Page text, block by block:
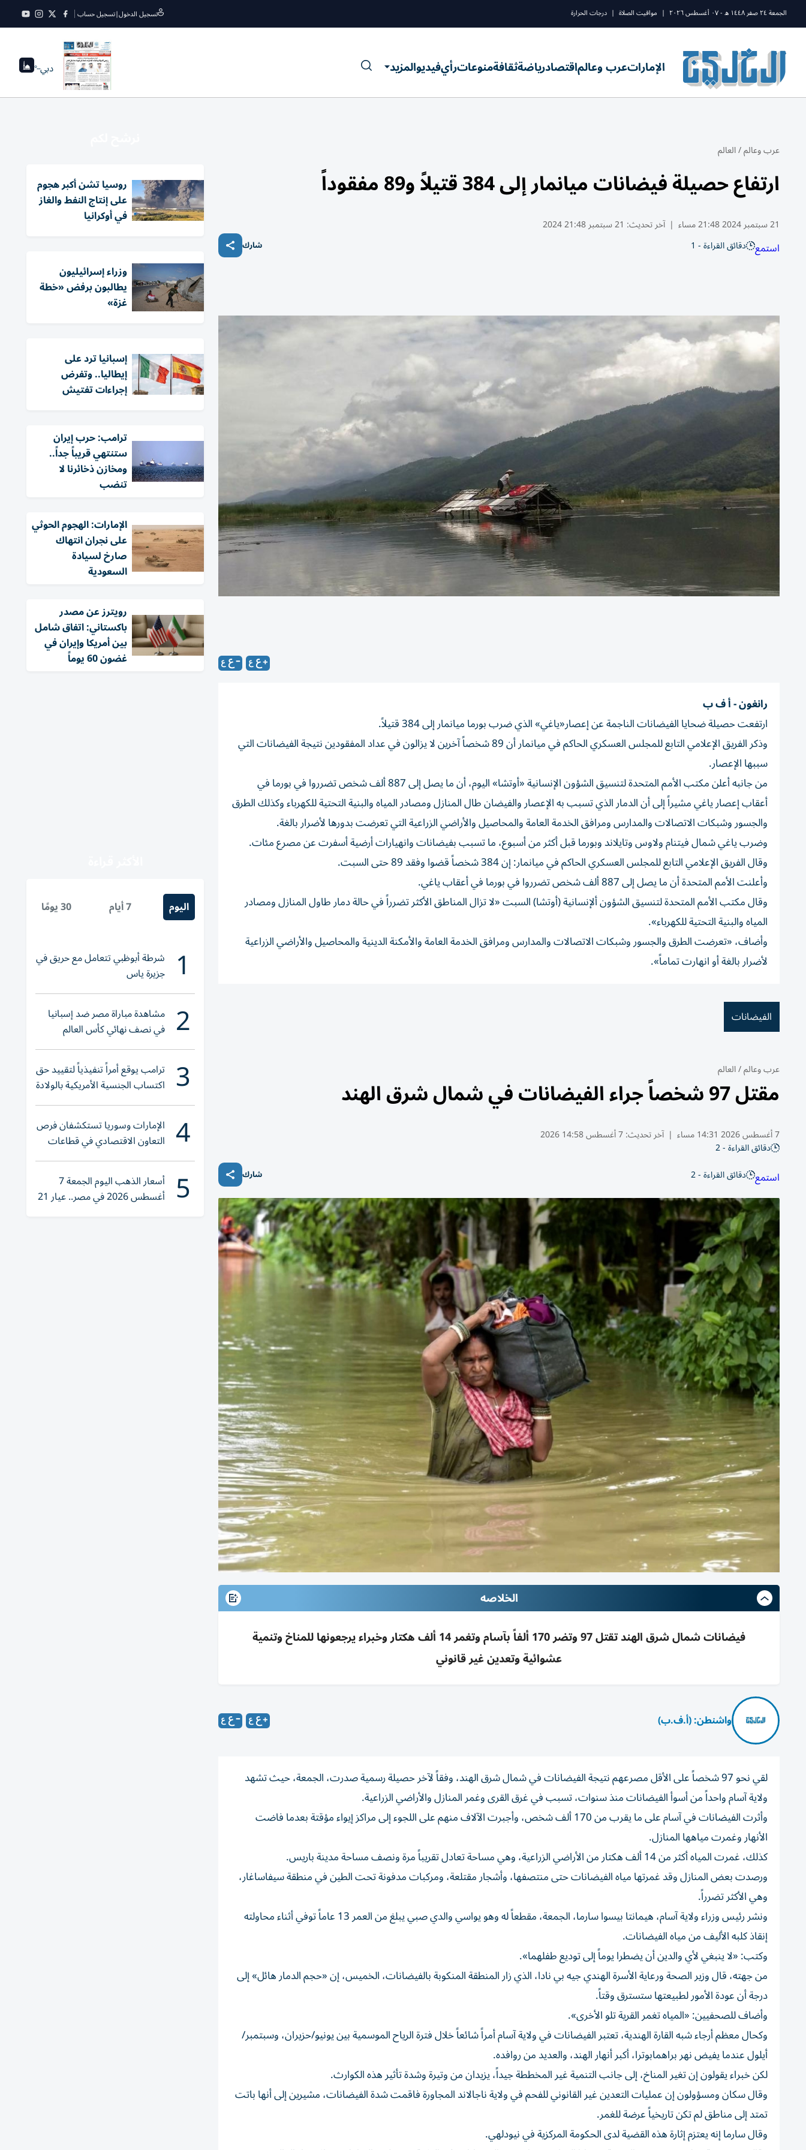
الجمعة ٢٤ صفر ١٤٤٨ ه - ٠٧ أغسطس ٢٠٢٦ | مواقيت الصلاة | درجات الحرارة تسجيل الدخول|تسجيل حساب
الإماراتعرب وعالماقتصادرياضةثقافةمنوعاترأيفيديوالمزيد دبي--°
عرب وعالم/العالم
ارتفاع حصيلة فيضانات ميانمار إلى 384 قتيلاً و89 مفقوداً
21 سبتمبر 2024 21:48 مساء | آخر تحديث: 21 سبتمبر 21:48 2024
استمع دقائق القراءة - 1 شارك
رانغون - أ ف ب
ارتفعت حصيلة ضحايا الفيضانات الناجمة عن إعصار«ياغي» الذي ضرب بورما ميانمار إلى 384 قتيلاً.
وذكر الفريق الإعلامي التابع للمجلس العسكري الحاكم في ميانمار أن 89 شخصاً آخرين لا يزالون في عداد المفقودين نتيجة الفيضانات التي
سببها الإعصار.
من جانبه أعلن مكتب الأمم المتحدة لتنسيق الشؤون الإنسانية «أوتشا» اليوم، أن ما يصل إلى 887 ألف شخص تضرروا في بورما في
أعقاب إعصار ياغي مشيراً إلى أن الدمار الذي تسبب به الإعصار والفيضان طال المنازل ومصادر المياه والبنية التحتية للكهرباء وكذلك الطرق
والجسور وشبكات الاتصالات والمدارس ومرافق الخدمة العامة والمحاصيل والأراضي الزراعية التي تعرضت بدورها لأضرار بالغة.
وضرب ياغي شمال فيتنام ولاوس وتايلاند وبورما قبل أكثر من أسبوع، ما تسبب بفيضانات وانهيارات أرضية أسفرت عن مصرع مئات.
وقال الفريق الإعلامي التابع للمجلس العسكري الحاكم في ميانمار: إن 384 شخصاً قضوا وفقد 89 حتى السبت.
وأعلنت الأمم المتحدة أن ما يصل إلى 887 ألف شخص تضرروا في بورما في أعقاب ياغي.
وقال مكتب الأمم المتحدة لتنسيق الشؤون ألإنسانية (أوتشا) السبت «لا تزال المناطق الأكثر تضرراً في حالة دمار طاول المنازل ومصادر
المياه والبنية التحتية للكهرباء».
وأضاف، «تعرضت الطرق والجسور وشبكات الاتصالات والمدارس ومرافق الخدمة العامة والأمكنة الدينية والمحاصيل والأراضي الزراعية
لأضرار بالغة أو انهارت تماماً».
الفيضانات
عرب وعالم/العالم
مقتل 97 شخصاً جراء الفيضانات في شمال شرق الهند
7 أغسطس 2026 14:31 مساء | آخر تحديث:7 أغسطس 14:58 2026
دقائق القراءة - 2
استمع دقائق القراءة - 2 شارك
الخلاصه
فيضانات شمال شرق الهند تقتل 97 وتضر 170 ألفاً بآسام وتغمر 14 ألف هكتار وخبراء يرجعونها للمناخ وتنمية
عشوائية وتعدين غير قانوني
واشنطن: (أ.ف.ب)
لقي نحو 97 شخصاً على الأقل مصرعهم نتيجة الفيضانات في شمال شرق الهند، وفقاً لآخر حصيلة رسمية صدرت، الجمعة، حيث تشهد
ولاية آسام واحداً من أسوأ الفيضانات منذ سنوات، تسبب في غرق القرى وغمر المنازل والأراضي الزراعية.
وأثرت الفيضانات في آسام على ما يقرب من 170 ألف شخص، وأجبرت الآلاف منهم على اللجوء إلى مراكز إيواء مؤقتة بعدما فاضت
الأنهار وغمرت مياهها المنازل.
كذلك، غمرت المياه أكثر من 14 ألف هكتار من الأراضي الزراعية، وهي مساحة تعادل تقريباً مرة ونصف مساحة مدينة باريس.
ورصدت بعض المنازل وقد غمرتها مياه الفيضانات حتى منتصفها، وأشجار مقتلعة، ومركبات مدفونة تحت الطين في منطقة سيفاساغار،
وهي الأكثر تضرراً.
ونشر رئيس وزراء ولاية آسام، هيمانتا بيسوا سارما، الجمعة، مقطعاً له وهو يواسي والدي صبي يبلغ من العمر 13 عاماً توفي أثناء محاولته
إنقاذ كلبه الأليف من مياه الفيضانات.
وكتب: «لا ينبغي لأي والدين أن يضطرا يوماً إلى توديع طفلهما».
من جهته، قال وزير الصحة ورعاية الأسرة الهندي جيه بي نادا، الذي زار المنطقة المنكوبة بالفيضانات، الخميس، إن «حجم الدمار هائل» إلى
درجة أن عودة الأمور لطبيعتها ستسترق وقتاً.
وأضاف للصحفيين: «المياه تغمر القرية تلو الأخرى».
وكحال معظم أرجاء شبه القارة الهندية، تعتبر الفيضانات في ولاية آسام أمراً شائعاً خلال فترة الرياح الموسمية بين يونيو/حزيران، وسبتمبر/
أيلول عندما يفيض نهر براهمابوترا، أكبر أنهار الهند، والعديد من روافده.
لكن خبراء يقولون إن تغير المناخ، إلى جانب التنمية غير المخططة جيداً، يزيدان من وتيرة وشدة تأثير هذه الكوارث.
وقال سكان ومسؤولون إن عمليات التعدين غير القانوني للفحم في ولاية ناجالاند المجاورة فاقمت شدة الفيضانات، مشيرين إلى أنها باتت
تمتد إلى مناطق لم تكن تاريخياً عرضة للغمر.
وقال سارما إنه يعتزم إثارة هذه القضية لدى الحكومة المركزية في نيودلهي.
روسيا تشن أكبر هجوم
على إنتاج النفط والغاز
في أوكرانيا
وزراء إسرائيليون
يطالبون برفض «خطة
غزة»
إسبانيا ترد على
إيطاليا.. وتفرض
إجراءات تفتيش
ترامب: حرب إيران
ستنتهي قريباً جداً..
ومخازن ذخائرنا لا
تنضب
الإمارات: الهجوم الحوثي
على نجران انتهاك
صارخ لسيادة
السعودية
‏رويترز عن مصدر
باكستاني: اتفاق شامل
بين أمريكا وإيران في
غضون 60 يوماً
اليوم 7 أيام 30 يومًا
1 شرطة أبوظبي تتعامل مع حريق في
جزيرة ياس
2 مشاهدة مباراة مصر ضد إسبانيا
في نصف نهائي كأس العالم
لناشئات اليد 2026
3 ترامب يوقع أمراً تنفيذياً لتقييد حق
اكتساب الجنسية الأمريكية بالولادة
4 الإمارات وسوريا تستكشفان فرص
التعاون الاقتصادي في قطاعات
حيوية
5 أسعار الذهب اليوم الجمعة 7
أغسطس 2026 في مصر.. عيار 21